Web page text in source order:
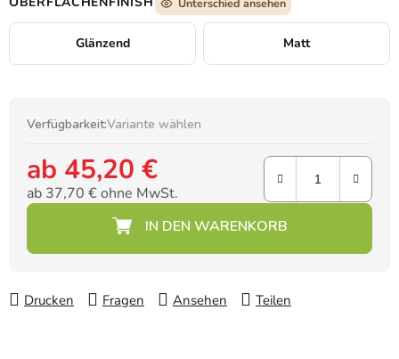
Unterschied ansehen
Glänzend Matt
Verfügbarkeit:Variante wählen
ab 45,20 €
ab 37,70 €ohne MwSt.
Drucken Fragen Ansehen Teilen